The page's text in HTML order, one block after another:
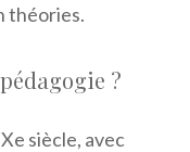
théories.
?
siècle, avec